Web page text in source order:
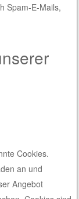
Spam-E-Mails,
Cookies.
an und
Angebot